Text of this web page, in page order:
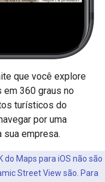
que você explore
em 360 graus no
turísticos do
por uma
sua empresa.
do Maps para iOS não são
Street View são. Para